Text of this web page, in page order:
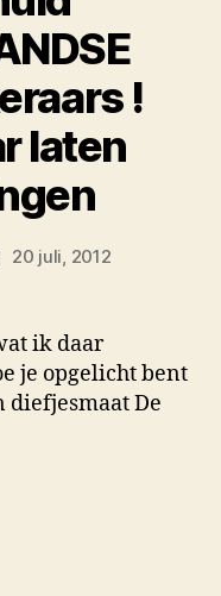
!
laten
20 juli, 2012
ik daar
je opgelicht bent
diefjesmaat De